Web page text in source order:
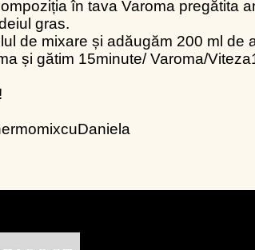
în tava Varoma pregătita
gras.
de mixare și adăugăm 200 ml de
și gătim 15minute/ Varoma/